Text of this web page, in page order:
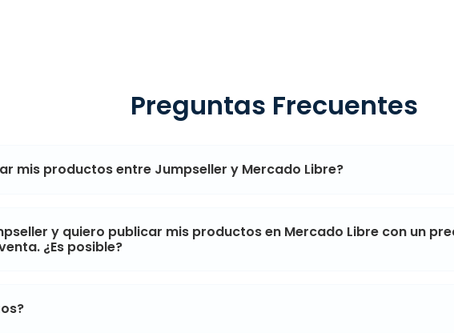
Preguntas Frecuentes
mis productos entre Jumpseller y Mercado Libre?
y quiero publicar mis productos en Mercado Libre con un
¿Es posible?